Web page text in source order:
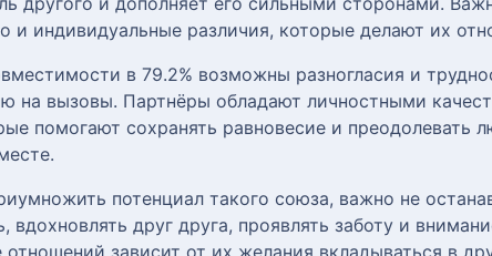
и индивидуальные различия, которые делают их
в 79.2% возможны разногласия и
на вызовы. Партнёры обладают личностными
помогают сохранять равновесие и преодолевать
потенциал такого союза, важно не
вдохновлять друг друга, проявлять заботу и
отношений зависит от их желания вкладываться в